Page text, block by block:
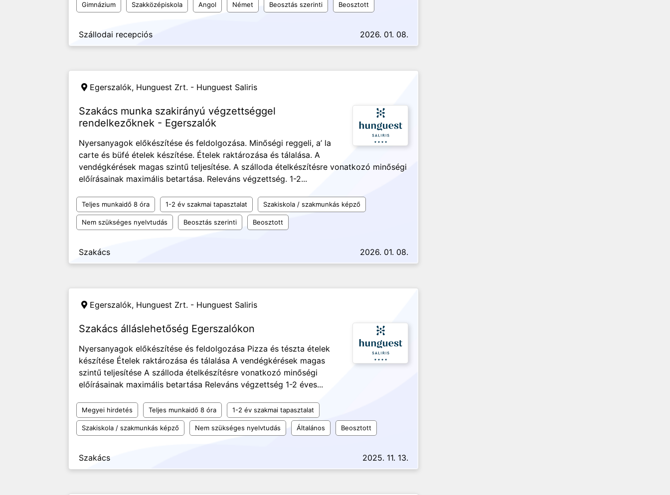
Gimnázium Szakközépiskola Angol Német Beosztás szerinti Beosztott
Szállodai recepciós 2026. 01. 08.
Egerszalók, Hunguest Zrt. - Hunguest Saliris
Szakács munka szakirányú végzettséggel
rendelkezőknek - Egerszalók
Nyersanyagok előkészítése és feldolgozása. Minőségi reggeli, a’ la
carte és büfé ételek készítése. Ételek raktározása és tálalása. A
vendégkérések magas szintű teljesítése. A szálloda ételkészítésre vonatkozó minőségi
előírásainak maximális betartása. Releváns végzettség. 1-2...
Teljes munkaidő 8 óra 1-2 év szakmai tapasztalat Szakiskola / szakmunkás képző
Nem szükséges nyelvtudás Beosztás szerinti Beosztott
Szakács 2026. 01. 08.
Egerszalók, Hunguest Zrt. - Hunguest Saliris
Szakács álláslehetőség Egerszalókon
Nyersanyagok előkészítése és feldolgozása Pizza és tészta ételek
készítése Ételek raktározása és tálalása A vendégkérések magas
szintű teljesítése A szálloda ételkészítésre vonatkozó minőségi
előírásainak maximális betartása Releváns végzettség 1-2 éves...
Megyei hirdetés Teljes munkaidő 8 óra 1-2 év szakmai tapasztalat
Szakiskola / szakmunkás képző Nem szükséges nyelvtudás Általános Beosztott
Szakács 2025. 11. 13.